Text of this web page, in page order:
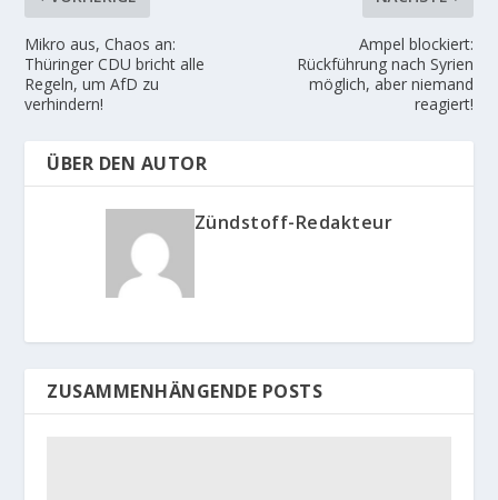
Mikro aus, Chaos an:
Thüringer CDU bricht alle
Regeln, um AfD zu
verhindern!
Ampel blockiert:
Rückführung nach Syrien
möglich, aber niemand
reagiert!
ÜBER DEN AUTOR
Zündstoff-Redakteur
ZUSAMMENHÄNGENDE POSTS